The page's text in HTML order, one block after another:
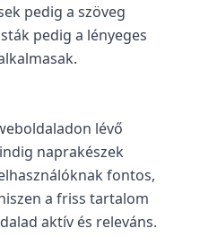
pedig a szöveg
pedig a lényeges
lévő
naprakészek
fontos,
a friss tartalom
aktív és releváns.